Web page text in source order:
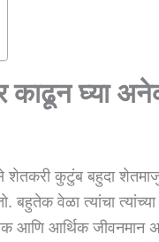
काढून घ्या
कुटुंब बहुदा
बहुतेक वेळा त्यांचा
आणि आर्थिक जीवनमान